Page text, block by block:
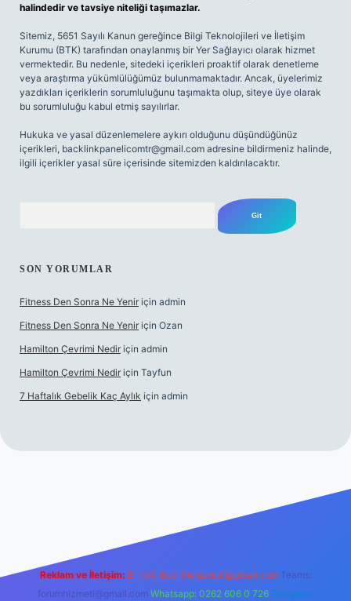
halindedir ve tavsiye niteliği taşımazlar.
Sitemiz, 5651 Sayılı Kanun gereğince Bilgi Teknolojileri ve İletişim
Kurumu (BTK) tarafından onaylanmış bir Yer Sağlayıcı olarak hizmet
vermektedir. Bu nedenle, sitedeki içerikleri proaktif olarak denetleme
veya araştırma yükümlülüğümüz bulunmamaktadır. Ancak, üyelerimiz
yazdıkları içeriklerin sorumluluğunu taşımakta olup, siteye üye olarak
bu sorumluluğu kabul etmiş sayılırlar.
Hukuka ve yasal düzenlemelere aykırı olduğunu düşündüğünüz
içerikleri, backlinkpanelicomtr@gmail.com adresine bildirmeniz halinde,
ilgili içerikler yasal süre içerisinde sitemizden kaldırılacaktır.
SON YORUMLAR
Fitness Den Sonra Ne Yenir için admin
Fitness Den Sonra Ne Yenir için Ozan
Hamilton Çevrimi Nedir için admin
Hamilton Çevrimi Nedir için Tayfun
7 Haftalık Gebelik Kaç Aylık için admin
Reklam ve İletişim: E-mail: backlinkpaneli@gmail.com Teams:
forumhizmeti@gmail.com Whatsapp: 0262 606 0 726 Telegram: